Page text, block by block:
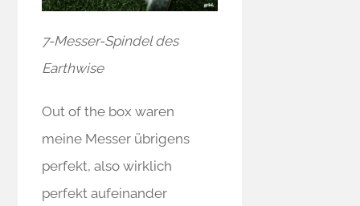
7-Messer-Spindel des
Earthwise
Out of the box waren
meine Messer übrigens
perfekt, also wirklich
perfekt aufeinander